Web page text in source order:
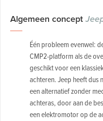
Algemeen concept
Één probleem evenwel:
CMP2-platform als de
geschikt voor een
achteren. Jeep heeft
een alternatief zonder
achteras, door aan de
een elektromotor op de